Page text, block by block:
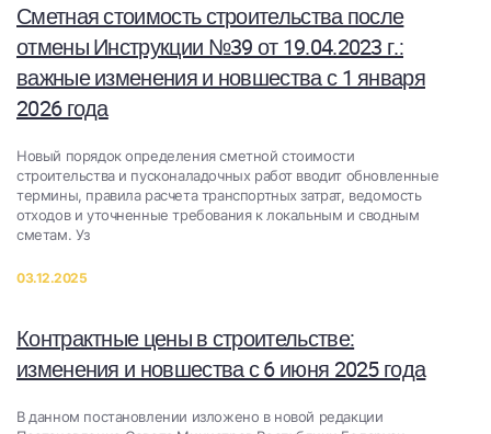
Сметная стоимость строительства после
отмены Инструкции №39 от 19.04.2023 г.:
важные изменения и новшества с 1 января
2026 года
Новый порядок определения сметной стоимости
строительства и пусконаладочных работ вводит обновленные
термины, правила расчета транспортных затрат, ведомость
отходов и уточненные требования к локальным и сводным
сметам. Уз
03.12.2025
Контрактные цены в строительстве:
изменения и новшества с 6 июня 2025 года
В данном постановлении изложено в новой редакции